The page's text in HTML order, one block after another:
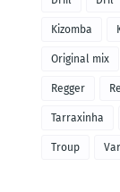
Kizomba
Original mix
Regger
Tarraxinha
Troup